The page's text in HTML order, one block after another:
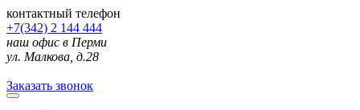
контактный телефон
+7(342) 2 144 444
наш офис в Перми
ул. Малкова, д.28
Заказать звонок